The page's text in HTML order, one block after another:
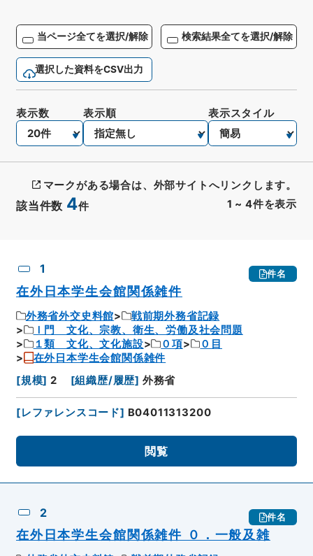
当ページ全てを選択/解除 検索結果全てを選択/解除
選択した資料をCSV出力
該当件数 4件 1 ~ 4件を表示
表示数 表示順 表示スタイル
マークがある場合は、外部サイトへリンクします。
1 件名
在外日本学生会館関係雑件
外務省外交史料館
戦前期外務省記録
Ｉ門 文化、宗教、衛生、労働及社会問題
１類 文化、文化施設
０項
０目
在外日本学生会館関係雑件
[規模] 2 [組織歴/履歴] 外務省
[レファレンスコード] B04011313200
閲覧
2 件名
在外日本学生会館関係雑件 ０．一般及雑